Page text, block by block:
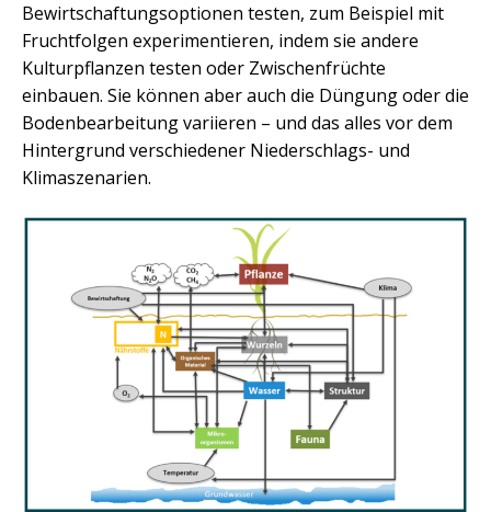
Bewirtschaftungsoptionen testen, zum Beispiel mit
Fruchtfolgen experimentieren, indem sie andere
Kulturpflanzen testen oder Zwischenfrüchte
einbauen. Sie können aber auch die Düngung oder die
Bodenbearbeitung variieren – und das alles vor dem
Hintergrund verschiedener Niederschlags- und
Klimaszenarien.